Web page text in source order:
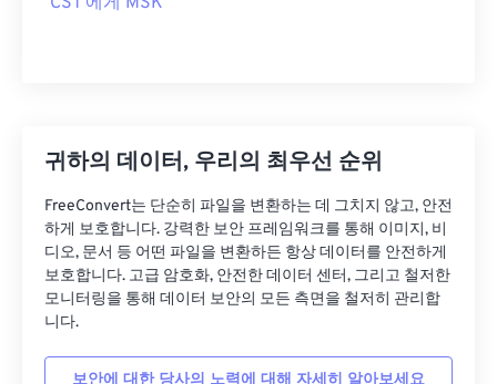
귀하의 데이터, 우리의 최우선 순위
FreeConvert는 단순히 파일을 변환하는 데 그치지 않고, 안전
하게 보호합니다. 강력한 보안 프레임워크를 통해 이미지, 비
디오, 문서 등 어떤 파일을 변환하든 항상 데이터를 안전하게
보호합니다. 고급 암호화, 안전한 데이터 센터, 그리고 철저한
모니터링을 통해 데이터 보안의 모든 측면을 철저히 관리합
니다.
보안에 대한 당사의 노력에 대해 자세히 알아보세요